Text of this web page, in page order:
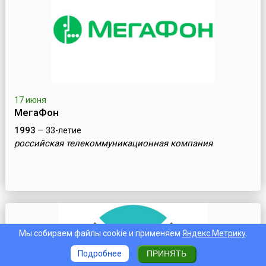
17 июня
МегаФон
1993 — 33-летие
российская телекоммуникационная компания
Мы собираем файлы cookie и применяем Яндекс.Метрику.
Подробнее ПРИНЯТЬ